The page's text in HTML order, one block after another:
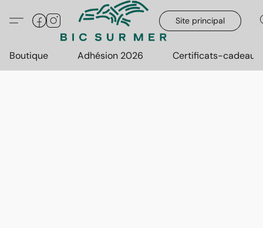
Site principal
Boutique Adhésion 2026 Certificats-cadeaux